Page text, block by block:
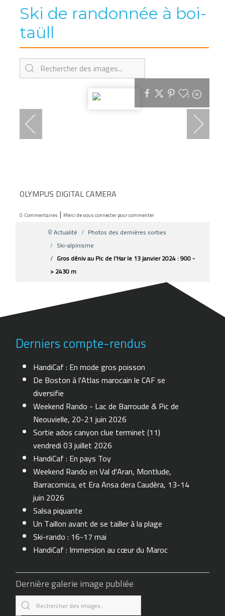
Ski de randonnée à boi-
taüll
0
OLYMPUS DIGITAL CAMERA
0 Commentaires | Merci de vous connecter pour commenter
Actualité
Photos des dernières sorties
Ski-alpinisme
Gros déniv au Pic de l'Har le 13 janvier 2024 : 900 -
> 2430 m
Derniers compte-rendus
HandiCaf : En mode gros poisson
De Boston à l'Atlas marocain le CAF se
diversifie
Weekend Rando - Lac de Barroude & Pic de
Neouvielle, 20-21 juin 2026
Sortie ados canyon clue terminet (11)
vendredi 03 juillet 2026
HandiCaf : En pays Toy
Weekend Rando en Val d'Aran, Montlude,
Barracomica, et Era Ansa dera Caudèra, 13-14
juin 2026
Salsa piquante
Un Taillon avant de se tailler à la plage
Ski-rando : 16-17 mai
HandiCaf : Immersion au cœur du Maroc
Dernière galerie image publiée